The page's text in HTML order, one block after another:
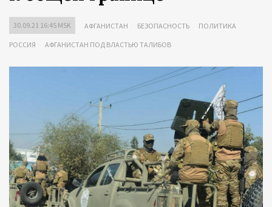
30.09.21 16:45 MSK АФГАНИСТАН БЕЗОПАСНОСТЬ ПОЛИТИКА
РОССИЯ АФГАНИСТАН ПОД ВЛАСТЬЮ ТАЛИБОВ